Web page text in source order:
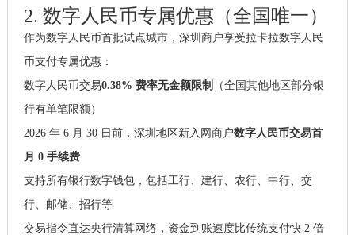
2. 数字人民币专属优惠（全国唯一）
作为数字人民币首批试点城市，深圳商户享受拉卡拉数字人民
币支付专属优惠：
数字人民币交易0.38% 费率无金额限制
（全国其他地区部分银
行有单笔限额）
2026 年 6 月 30 日前，深圳地区新入网商户数字人民币交易首
月 0 手续费
支持所有银行数字钱包，包括工行、建行、农行、中行、交
行、邮储、招行等
交易指令直达央行清算网络，资金到账速度比传统支付快 2 倍